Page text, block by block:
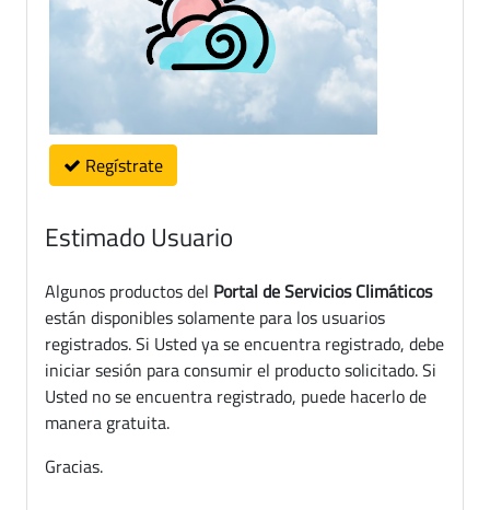
Regístrate
Estimado Usuario
Algunos productos del Portal de Servicios Climáticos
están disponibles solamente para los usuarios
registrados. Si Usted ya se encuentra registrado, debe
iniciar sesión para consumir el producto solicitado. Si
Usted no se encuentra registrado, puede hacerlo de
manera gratuita.
Gracias.